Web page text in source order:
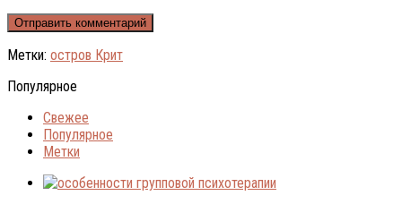
Метки: остров Крит
Популярное
Свежее
Популярное
Метки